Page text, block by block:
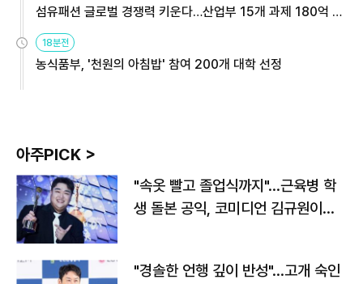
섬유패션 글로벌 경쟁력 키운다…산업부 15개 과제 180억 지
원
18분전
농식품부, '천원의 아침밥' 참여 200개 대학 선정
아주PICK >
"속옷 빨고 졸업식까지"…근육병 학
생 돌본 공익, 코미디언 김규원이었
"경솔한 언행 깊이 반성"…고개 숙인